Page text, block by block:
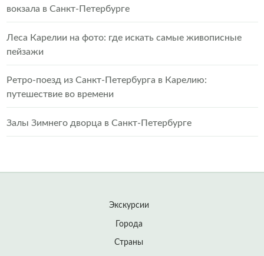
вокзала в Санкт-Петербурге
Леса Карелии на фото: где искать самые живописные
пейзажи
Ретро-поезд из Санкт-Петербурга в Карелию:
путешествие во времени
Залы Зимнего дворца в Санкт-Петербурге
Экскурсии
Города
Страны